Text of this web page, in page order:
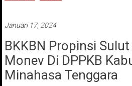
Januari 17, 2024
BKKBN Propinsi
Monev Di DPPKB
Minahasa Tenggara